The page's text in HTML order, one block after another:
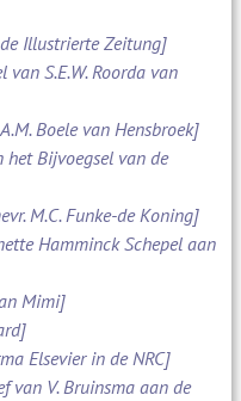
Illustrierte Zeitung]
S.E.W. Roorda van
Boele van Hensbroek]
het Bijvoegsel van de
M.C. Funke-de Koning]
Hamminck Schepel aan
Mimi]
Elsevier in de NRC]
van V. Bruinsma aan de